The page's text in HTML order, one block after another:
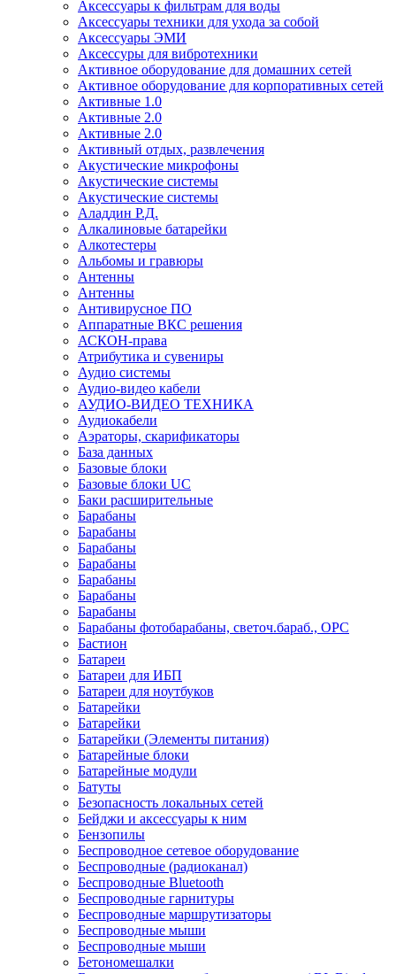
Аксессуары к фильтрам для воды
Аксессуары техники для ухода за собой
Аксессуары ЭМИ
Аксессуры для вибротехники
Активное оборудование для домашних сетей
Активное оборудование для корпоративных сетей
Активные 1.0
Активные 2.0
Активные 2.0
Активный отдых, развлечения
Акустические микрофоны
Акустические системы
Акустические системы
Аладдин Р.Д.
Алкалиновые батарейки
Алкотестеры
Альбомы и гравюры
Антенны
Антенны
Антивирусное ПО
Аппаратные ВКС решения
АСКОН-права
Атрибутика и сувениры
Аудио системы
Аудио-видео кабели
АУДИО-ВИДЕО ТЕХНИКА
Аудиокабели
Аэраторы, скарификаторы
База данных
Базовые блоки
Базовые блоки UC
Баки расширительные
Барабаны
Барабаны
Барабаны
Барабаны
Барабаны
Барабаны
Барабаны
Барабаны фотобарабаны, светоч.бараб., OPC
Бастион
Батареи
Батареи для ИБП
Батареи для ноутбуков
Батарейки
Батарейки
Батарейки (Элементы питания)
Батарейные блоки
Батарейные модули
Батуты
Безопасность локальных сетей
Бейджи и аксесcуары к ним
Бензопилы
Беспроводное сетевое оборудование
Беспроводные (радиоканал)
Беспроводные Bluetooth
Беспроводные гарнитуры
Беспроводные маршрутизаторы
Беспроводные мыши
Беспроводные мыши
Бетономешалки